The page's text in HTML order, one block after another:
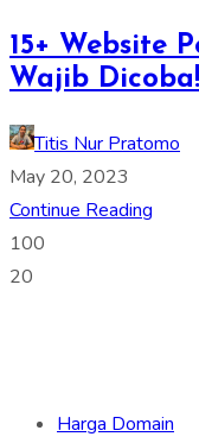
15+ Website
Wajib Dicoba!
Titis Nur Pratomo
May 20, 2023
Continue Reading
100
20
Harga Domain